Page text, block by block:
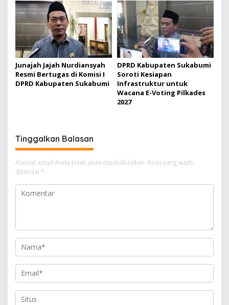
Junajah Jajah Nurdiansyah
Resmi Bertugas di Komisi I
DPRD Kabupaten Sukabumi
DPRD Kabupaten Sukabumi
Soroti Kesiapan
Infrastruktur untuk
Wacana E-Voting Pilkades
2027
Tinggalkan Balasan
Alamat email Anda tidak akan dipublikasikan. Ruas yang wajib
ditandai *